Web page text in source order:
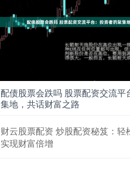
配债股票会跌吗 股票配资交流平
集地，共话财富之路
财云股票配资 炒股配资秘笈：轻
实现财富倍增